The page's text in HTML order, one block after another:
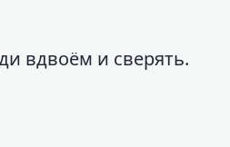
вдвоём и сверять.